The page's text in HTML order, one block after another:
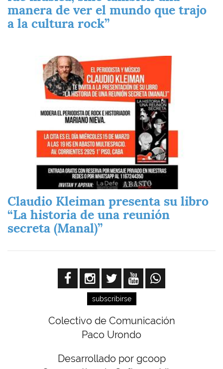
manera de ver el mundo que trajo
a la cultura rock”
Claudio Kleiman presenta su libro
“La historia de una reunión
secreta (Manal)”
subscribirse
Colectivo de Comunicación
Paco Urondo
Desarrollado por gcoop